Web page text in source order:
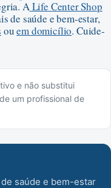
ALife Center Shop
de saúde e bem-estar,
ouem domicílio. Cuide-
e não substitui
um profissional de
saúde e bem-estar